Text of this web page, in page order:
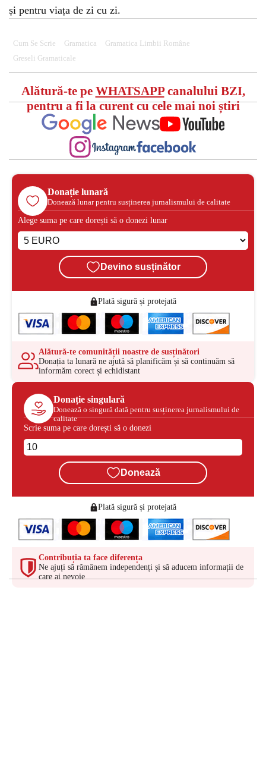
și pentru viața de zi cu zi.
Cum Se Scrie Gramatica
Gramatica Limbii Române
Greseli Gramaticale
Alătură-te pe WHATSAPPcanalului BZI,
pentru a fi la curent cu cele mai noi știri
Donație lunară
Donează lunar pentru susținerea jurnalismului de calitate
Alege suma pe care dorești să o donezi lunar
Devino susținător
Plată sigură și protejată
Alătură-te comunității noastre de susținători
Donația ta lunară ne ajută să planificăm și să continuăm să
informăm corect și echidistant
Donație singulară
Donează o singură dată pentru susținerea jurnalismului de
calitate
Scrie suma pe care dorești să o donezi
Donează
Plată sigură și protejată
Contribuția ta face diferența
Ne ajuți să rămânem independenți și să aducem informații de
care ai nevoie